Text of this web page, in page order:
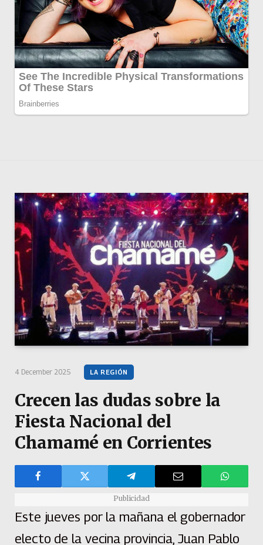
4 December 2025 LA REGIÓN
Crecen las dudas sobre la
Fiesta Nacional del
Chamamé en Corrientes
Publicidad
Este jueves por la mañana el gobernador
electo de la vecina provincia, Juan Pablo